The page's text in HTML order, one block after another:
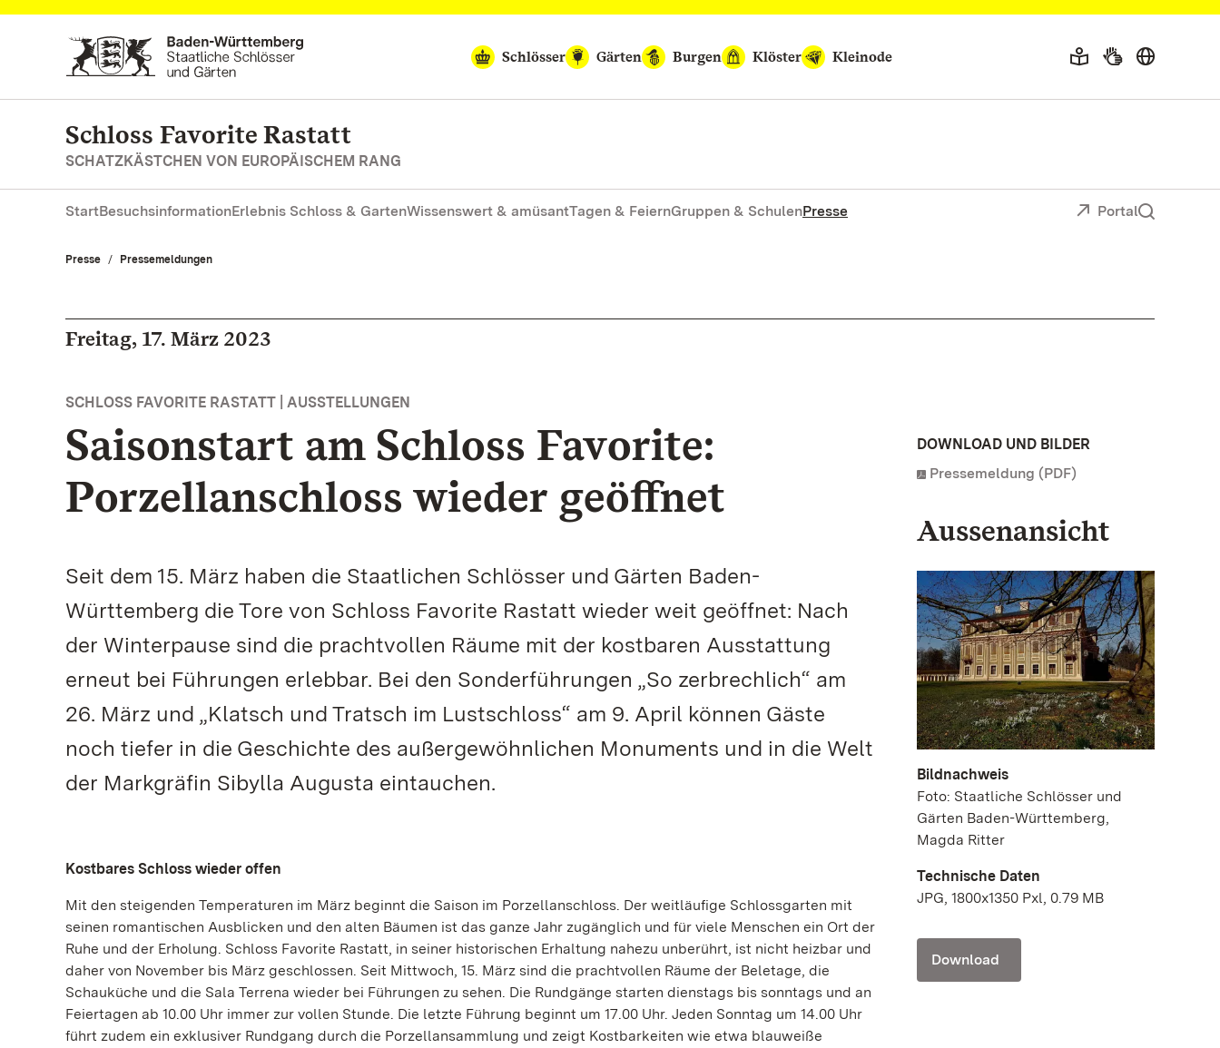
Zum Hauptinhalt springen
Schlösser
Gärten Burgen Klöster Kleinode
Schloss Favorite Rastatt
SCHATZKÄSTCHEN VON EUROPÄISCHEM RANG
StartBesuchsinformationErlebnis Schloss & GartenWissenswert & amüsantTagen & FeiernGruppen & SchulenPresse Portal
Presse Pressemeldungen
Freitag, 17. März 2023
SCHLOSS FAVORITE RASTATT | AUSSTELLUNGEN
Saisonstart am Schloss Favorite:
Porzellanschloss wieder geöffnet
Seit dem 15. März haben die Staatlichen Schlösser und Gärten Baden-
Württemberg die Tore von Schloss Favorite Rastatt wieder weit geöffnet: Nach
der Winterpause sind die prachtvollen Räume mit der kostbaren Ausstattung
erneut bei Führungen erlebbar. Bei den Sonderführungen „So zerbrechlich“ am
26. März und „Klatsch und Tratsch im Lustschloss“ am 9. April können Gäste
noch tiefer in die Geschichte des außergewöhnlichen Monuments und in die Welt
der Markgräfin Sibylla Augusta eintauchen.
Kostbares Schloss wieder offen
Mit den steigenden Temperaturen im März beginnt die Saison im Porzellanschloss. Der weitläufige Schlossgarten mit
seinen romantischen Ausblicken und den alten Bäumen ist das ganze Jahr zugänglich und für viele Menschen ein Ort der
Ruhe und der Erholung. Schloss Favorite Rastatt, in seiner historischen Erhaltung nahezu unberührt, ist nicht heizbar und
daher von November bis März geschlossen. Seit Mittwoch, 15. März sind die prachtvollen Räume der Beletage, die
Schauküche und die Sala Terrena wieder bei Führungen zu sehen. Die Rundgänge starten dienstags bis sonntags und an
Feiertagen ab 10.00 Uhr immer zur vollen Stunde. Die letzte Führung beginnt um 17.00 Uhr. Jeden Sonntag um 14.00 Uhr
führt zudem ein exklusiver Rundgang durch die Porzellansammlung und zeigt Kostbarkeiten wie etwa blauweiße
DOWNLOAD UND BILDER
Pressemeldung (PDF)
Aussenansicht
Bildnachweis
Foto: Staatliche Schlösser und
Gärten Baden-Württemberg,
Magda Ritter
Technische Daten
JPG, 1800x1350 Pxl, 0.79 MB
Download